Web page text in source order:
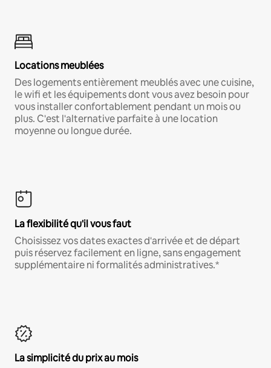
Locations meublées
Des logements entièrement meublés avec une cuisine,
le wifi et les équipements dont vous avez besoin pour
vous installer confortablement pendant un mois ou
plus. C'est l'alternative parfaite à une location
moyenne ou longue durée.
La flexibilité qu'il vous faut
Choisissez vos dates exactes d'arrivée et de départ
puis réservez facilement en ligne, sans engagement
supplémentaire ni formalités administratives.*
La simplicité du prix au mois